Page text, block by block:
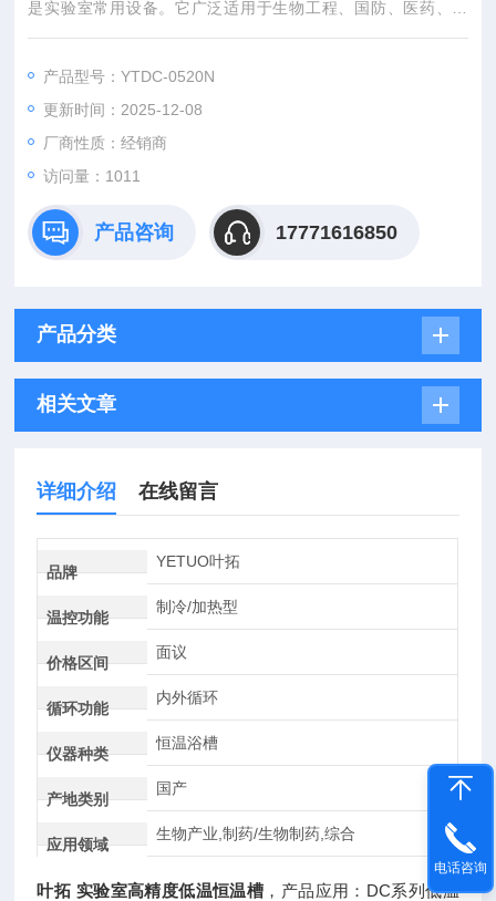
是实验室常用设备。它广泛适用于生物工程、国防、医药、食
品、化工、冶金、化学分析、石油等领域，为用户提供一个高精
院校、工厂实验室、质检部门理想的恒温槽。
产品型号：YTDC-0520N
更新时间：2025-12-08
厂商性质：经销商
访问量：1011
产品咨询 17771616850
产品分类
相关文章
详细介绍 在线留言
品牌
YETUO叶拓
温控功能
制冷/加热型
价格区间
面议
循环功能
内外循环
仪器种类
恒温浴槽
产地类别
国产
应用领域
生物产业,制药/生物制药,综合
叶拓 实验室高精度低温恒温槽 ，产品应用：DC系列低温
电话咨询